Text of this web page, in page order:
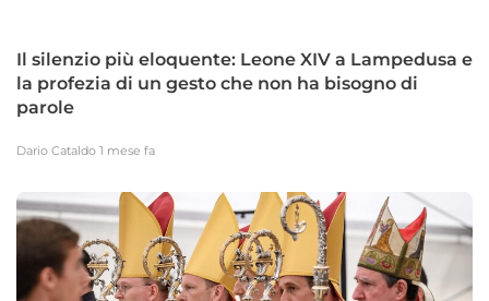
Il silenzio più eloquente: Leone XIV a Lampedusa e
la profezia di un gesto che non ha bisogno di
parole
Dario Cataldo 1 mese fa